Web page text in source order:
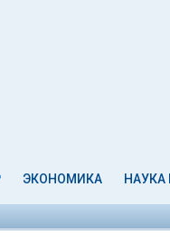
ЭКОНОМИКА НАУКА